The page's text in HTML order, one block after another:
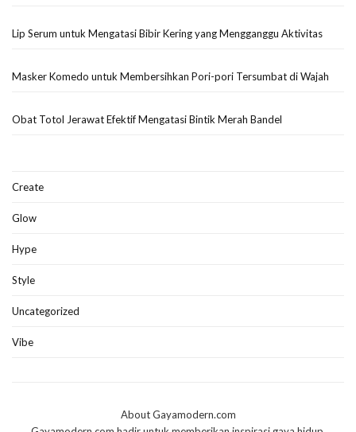
Lip Serum untuk Mengatasi Bibir Kering yang Mengganggu Aktivitas
Masker Komedo untuk Membersihkan Pori-pori Tersumbat di Wajah
Obat Totol Jerawat Efektif Mengatasi Bintik Merah Bandel
Create
Glow
Hype
Style
Uncategorized
Vibe
About Gayamodern.com